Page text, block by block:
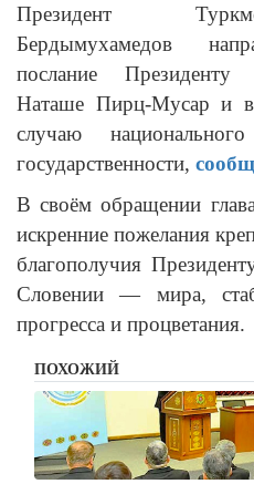
Президент
Бердымухамедов
послание Президенту
Наташе Пирц-Мусар и
случаю
государственности,
В своём обращении
искренние пожелания
благополучия
Словении — мира,
прогресса и процветания.
ПОХОЖИЙ